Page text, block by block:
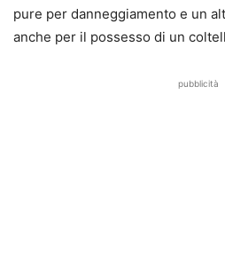
pure per danneggiamento e un
anche per il possesso di un
pubblicità